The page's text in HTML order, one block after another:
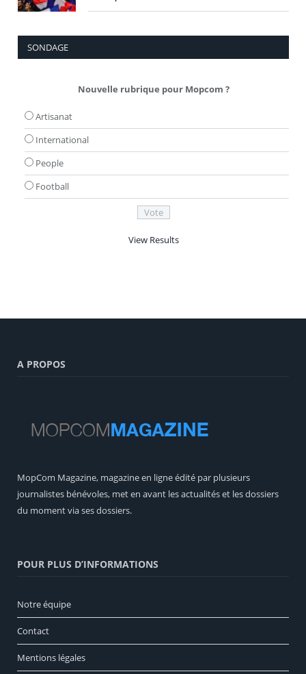
SONDAGE
Nouvelle rubrique pour Mopcom ?
Artisanat
International
People
Football
View Results
A PROPOS
MopCom Magazine, magazine en ligne édité par plusieurs
journalistes bénévoles, met en avant les actualités et les dossiers
du moment via ses dossiers.
POUR PLUS D’INFORMATIONS
Notre équipe
Contact
Mentions légales